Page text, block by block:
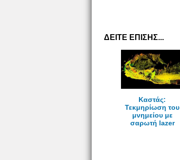
ΔΕΙΤΕ ΕΠΙΣΗΣ...
Καστάς:
Τεκμηρίωση του
μνημείου με
σαρωτή lazer